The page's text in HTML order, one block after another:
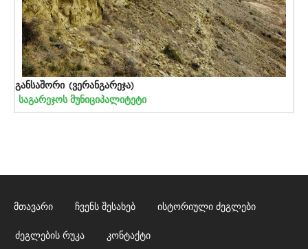
განსაშორი (ვერანგარეჯა)
საგარეჯოს მუნიციპალიტეტი
მთავარი ჩვენს შესახებ ისტორიული ძეგლები
ძეგლების რუკა კონტაქტი